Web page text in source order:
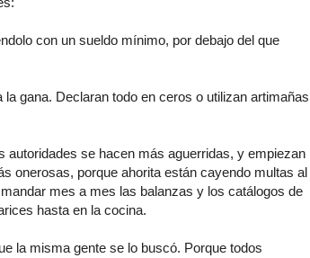
con un sueldo mínimo, por debajo del que
gana. Declaran todo en ceros o utilizan artimañas
se hacen más aguerridas, y empiezan
onerosas, porque ahorita están cayendo multas al
mes a mes las balanzas y los catálogos de
hasta en la cocina.
la misma gente se lo buscó. Porque todos